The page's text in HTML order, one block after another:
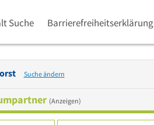
Suche Barrierefreiheitserklärung
Suche ändern
(Anzeigen)